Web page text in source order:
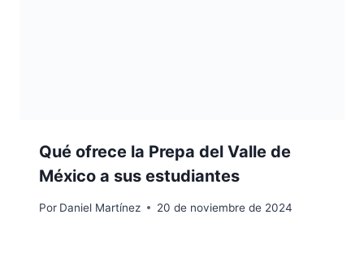
Qué ofrece la Prepa del Valle de
México a sus estudiantes
Por Daniel Martínez 20 de noviembre de 2024